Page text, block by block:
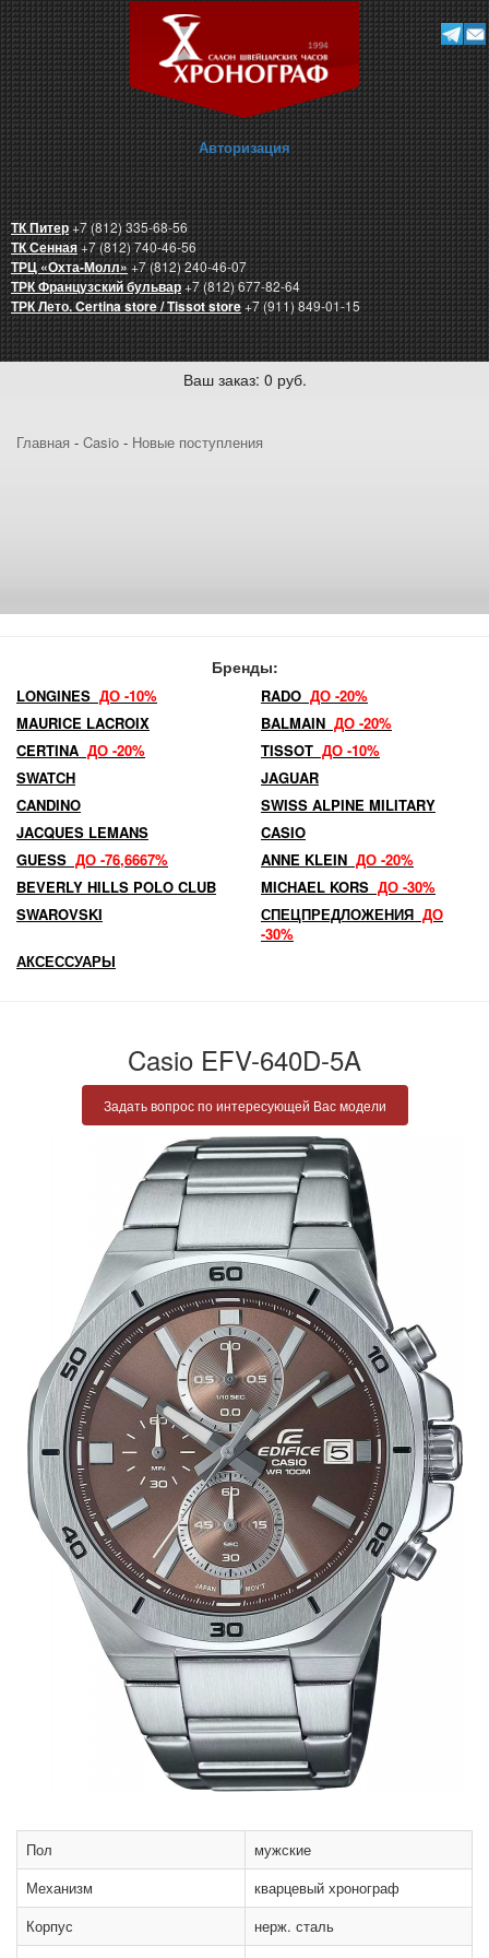
Авторизация
ТК Питер+7 (812) 335-68-56
ТК Сенная+7 (812) 740-46-56
ТРЦ «Охта-Молл»+7 (812) 240-46-07
ТРК Французский бульвар+7 (812) 677-82-64
ТРК Лето. Certina store / Tissot store+7 (911) 849-01-15
Ваш заказ: 0 руб.
Главная - Casio - Новые поступления
Бренды:
LONGINES ДО -10% RADO ДО -20%
MAURICE LACROIX
BALMAIN ДО -20%
CERTINA ДО -20% TISSOT ДО -10%
SWATCH
JAGUAR
CANDINO
SWISS ALPINE MILITARY
JACQUES LEMANS
CASIO
GUESS ДО -76,6667% ANNE KLEIN ДО -20%
BEVERLY HILLS POLO CLUB
MICHAEL KORS ДО -30%
SWAROVSKI
СПЕЦПРЕДЛОЖЕНИЯ ДО
-30%
АКСЕССУАРЫ
Casio EFV-640D-5A
Задать вопрос по интересующей Вас модели
Пол
мужские
Механизм
кварцевый хронограф
Корпус
нерж. сталь